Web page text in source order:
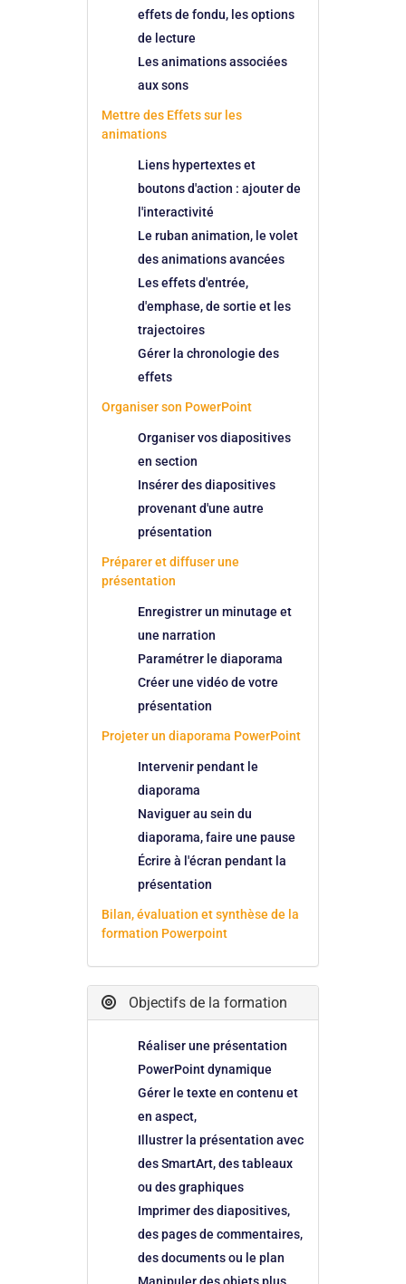
effets de fondu, les options
de lecture
Les animations associées
aux sons
Mettre des Effets sur les
animations
Liens hypertextes et
boutons d'action : ajouter de
l'interactivité
Le ruban animation, le volet
des animations avancées
Les effets d'entrée,
d'emphase, de sortie et les
trajectoires
Gérer la chronologie des
effets
Organiser son PowerPoint
Organiser vos diapositives
en section
Insérer des diapositives
provenant d'une autre
présentation
Préparer et diffuser une
présentation
Enregistrer un minutage et
une narration
Paramétrer le diaporama
Créer une vidéo de votre
présentation
Projeter un diaporama PowerPoint
Intervenir pendant le
diaporama
Naviguer au sein du
diaporama, faire une pause
Écrire à l'écran pendant la
présentation
Bilan, évaluation et synthèse de la
formation Powerpoint
Objectifs de la formation
Réaliser une présentation
PowerPoint dynamique
Gérer le texte en contenu et
en aspect,
Illustrer la présentation avec
des SmartArt, des tableaux
ou des graphiques
Imprimer des diapositives,
des pages de commentaires,
des documents ou le plan